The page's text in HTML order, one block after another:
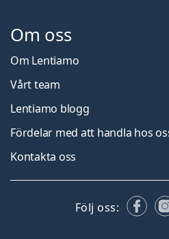
Om oss
Om Lentiamo
Vårt team
Lentiamo blogg
Fördelar med att handla hos
Kontakta oss
Följ oss: